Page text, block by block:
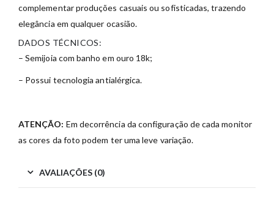
complementar produções casuais ou sofisticadas, trazendo
elegância em qualquer ocasião.
DADOS TÉCNICOS:
– Semijoia com banho em ouro 18k;
– Possui tecnologia antialérgica.
ATENÇÃO: Em decorrência da configuração de cada monitor
as cores da foto podem ter uma leve variação.
AVALIAÇÕES (0)